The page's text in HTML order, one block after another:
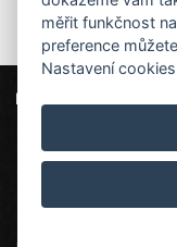
+420725972169 (
měřit funkčnost
preference
Nastavení